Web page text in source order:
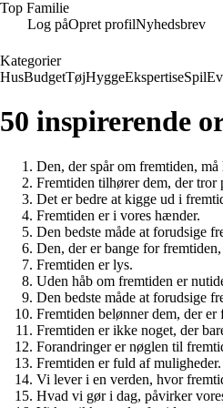
Top Familie
Log påOpret profilNyhedsbrev
Kategorier
HusBudgetTøjHyggeEkspertiseSpil
50 inspirerende
Den, der spår om fremtiden, må
Fremtiden tilhører dem, der tror
Det er bedre at kigge ud i
Fremtiden er i vores hænder.
Den bedste måde at forudsige
Den, der er bange for
Fremtiden er lys.
Uden håb om fremtiden er
Den bedste måde at forudsige
Fremtiden belønner dem, der er
Fremtiden er ikke noget, der
Forandringer er nøglen til
Fremtiden er fuld af muligheder.
Vi lever i en verden, hvor
Hvad vi gør i dag, påvirker